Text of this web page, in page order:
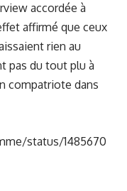
accordée à
affirmé que ceux
rien au
pas du tout plu à
compatriote dans
status/1485670